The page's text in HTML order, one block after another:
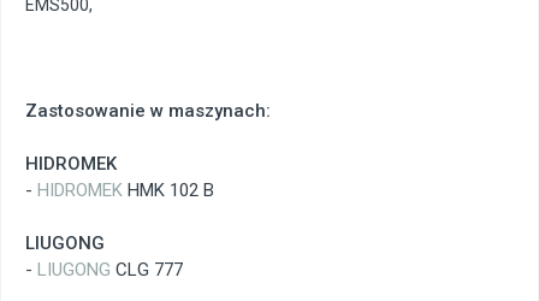
Zastosowanie w maszynach:
HIDROMEK
- HIDROMEK HMK 102 B
LIUGONG
- LIUGONG CLG 777
EMS500,